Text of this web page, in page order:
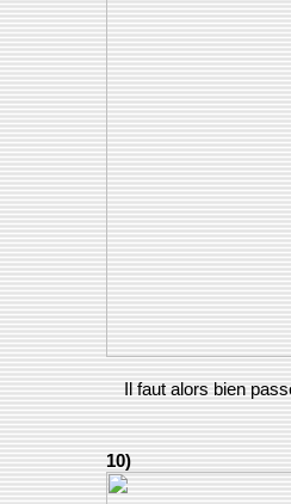
Il faut alors bien
10)